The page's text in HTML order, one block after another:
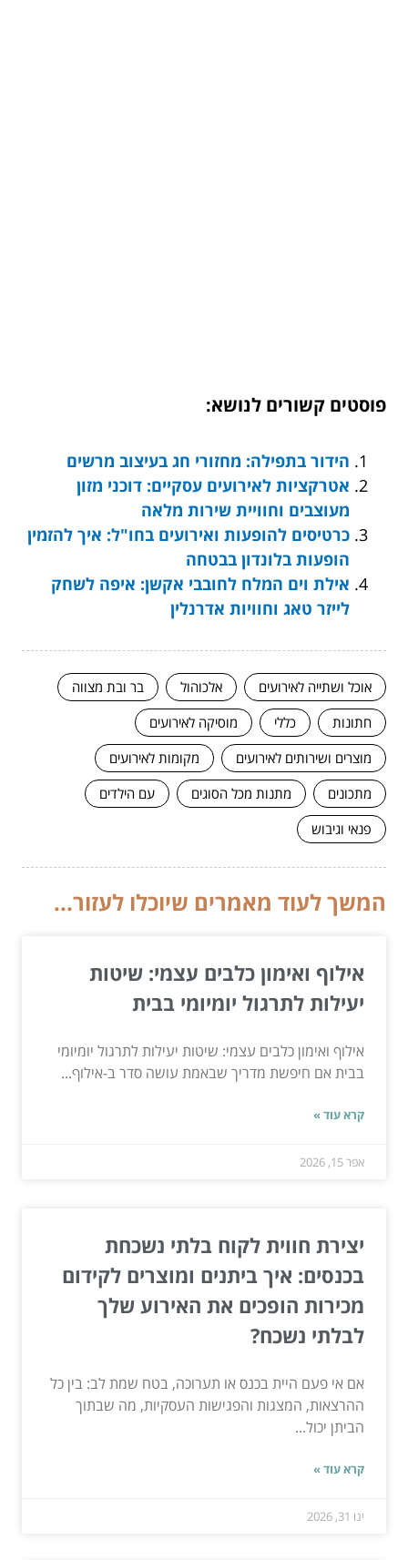
פוסטים קשורים לנושא:
הידור בתפילה: מחזורי חג בעיצוב מרשים
אטרקציות לאירועים עסקיים: דוכני מזון
מעוצבים וחוויית שירות מלאה
כרטיסים להופעות ואירועים בחו"ל: איך להזמין
הופעות בלונדון בבטחה
אילת וים המלח לחובבי אקשן: איפה לשחק
לייזר טאג וחוויות אדרנלין
אוכל ושתייה לאירועים אלכוהול
בר ובת מצווה
חתונות
כללי
מוסיקה לאירועים
מוצרים ושירותים לאירועים
מקומות לאירועים
מתכונים
מתנות מכל הסוגים
עם הילדים
פנאי וגיבוש
המשך לעוד מאמרים שיוכלו לעזור...
אילוף ואימון כלבים עצמי: שיטות
יעילות לתרגול יומיומי בבית
אילוף ואימון כלבים עצמי: שיטות יעילות לתרגול יומיומי
בבית אם חיפשת מדריך שבאמת עושה סדר ב-אילוף...
קרא עוד »
אפר 15, 2026
יצירת חווית לקוח בלתי נשכחת
בכנסים: איך ביתנים ומוצרים לקידום
מכירות הופכים את האירוע שלך
לבלתי נשכח?
אם אי פעם היית בכנס או תערוכה, בטח שמת לב: בין כל
ההרצאות, המצגות והפגישות העסקיות, מה שבתוך
הביתן יכול...
קרא עוד »
ינו 31, 2026